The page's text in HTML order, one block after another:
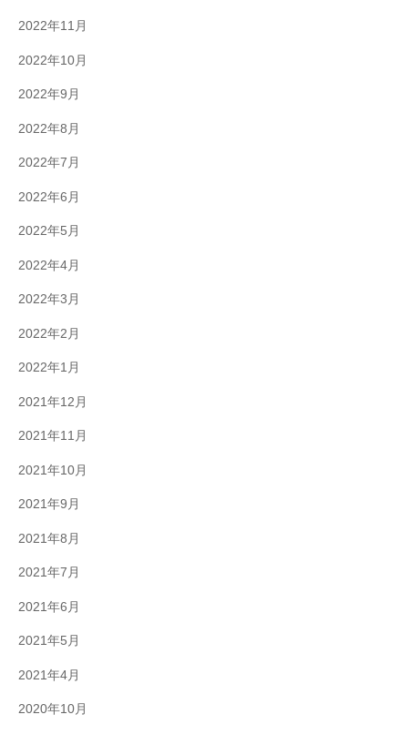
2022年11月
2022年10月
2022年9月
2022年8月
2022年7月
2022年6月
2022年5月
2022年4月
2022年3月
2022年2月
2022年1月
2021年12月
2021年11月
2021年10月
2021年9月
2021年8月
2021年7月
2021年6月
2021年5月
2021年4月
2020年10月